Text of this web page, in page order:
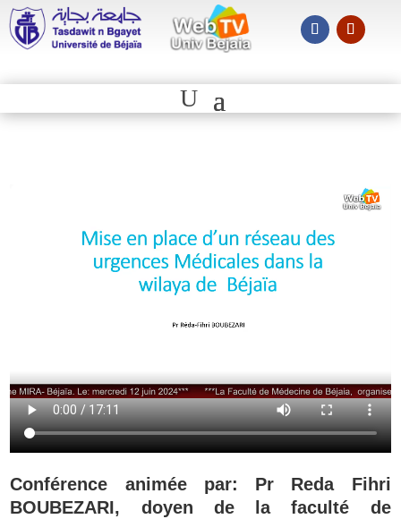
Conférence animée par: Pr Reda Fihri
BOUBEZARI, doyen de la faculté de